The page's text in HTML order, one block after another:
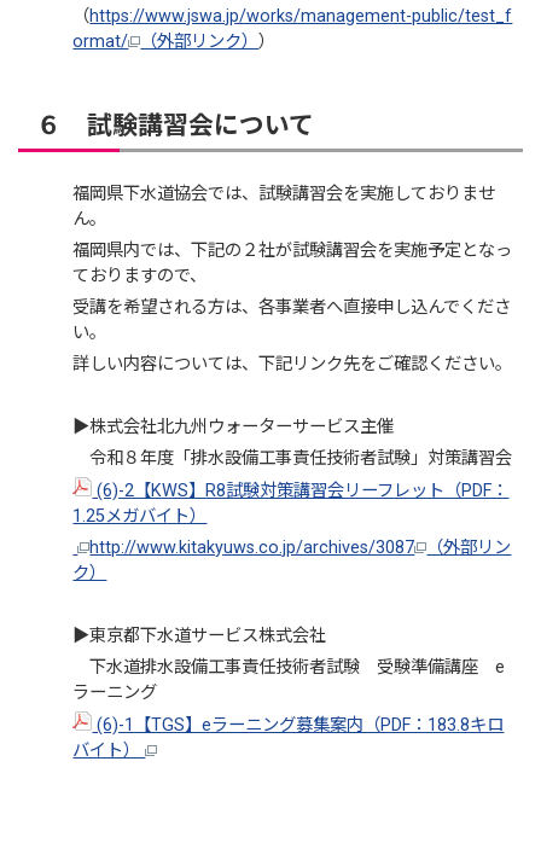
（https://www.jswa.jp/works/management-public/test_f
ormat/
（外部リンク） ）
６ 試験講習会について
福岡県下水道協会では、試験講習会を実施しておりませ
ん。
福岡県内では、下記の２社が試験講習会を実施予定となっ
ておりますので、
受講を希望される方は、各事業者へ直接申し込んでくださ
い。
詳しい内容については、下記リンク先をご確認ください。
▶株式会社北九州ウォーターサービス主催
令和８年度「排水設備工事責任技術者試験」対策講習会
(6)-2【KWS】R8試験対策講習会リーフレット（PDF：
1.25メガバイト）
http://www.kitakyuws.co.jp/archives/3087
（外部リン
ク）
▶東京都下水道サービス株式会社
下水道排水設備工事責任技術者試験 受験準備講座 e
ラーニング
(6)-1【TGS】eラーニング募集案内（PDF：183.8キロ
バイト）